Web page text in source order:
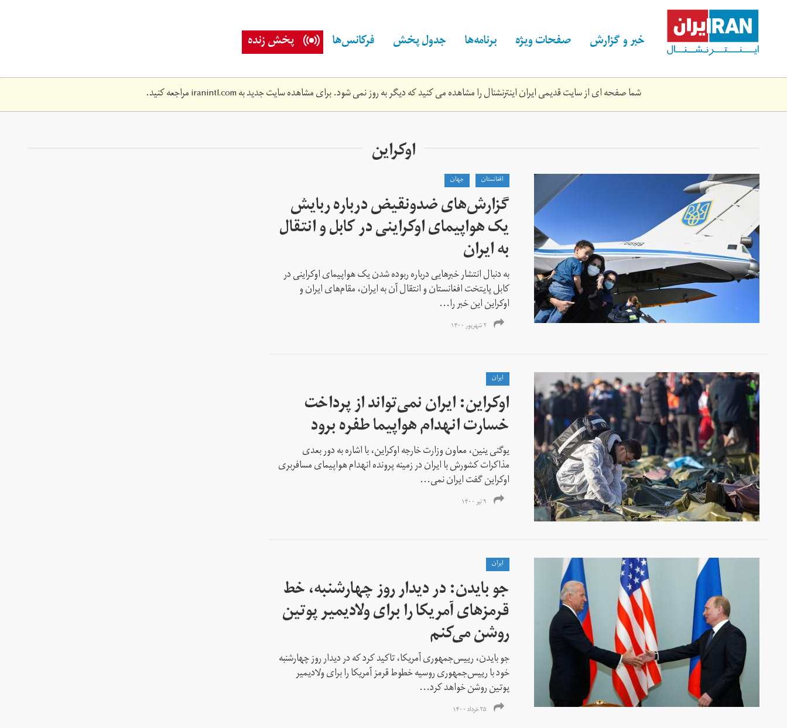
content خبر و گزارش صفحات ویژه برنامه‌ها جدول پخش فرکانس‌ها پخش زنده
شما صفحه ای از سایت قدیمی ایران اینترنشنال را مشاهده می کنید که دیگر به روز نمی شود. برای مشاهده سایت جدید بهiranintl.comمراجعه کنید.
اوکراین
افغانستان جهان
گزارش‌های ضدونقیض درباره ربایش
یک هواپیمای اوکراینی در کابل و انتقال
به ایران
به دنبال انتشار خبرهایی درباره ربوده شدن یک هواپیمای اوکراینی در
کابل پایتخت افغانستان و انتقال آن به ایران، مقام‌های ایران و
اوکراین این خبر را...
۲ شهریور ۱۴۰۰
ايران
اوکراین: ایران نمی‌تواند از پرداخت
خسارت انهدام هواپیما طفره برود
یوگنی ینین، معاون وزارت خارجه اوکراین،‌ با اشاره به دور بعدی
مذاکرات کشورش با ایران در زمینه پرونده انهدام هواپیمای مسافربری
اوکراین گفت ایران نمی‌...
۹ تیر ۱۴۰۰
ايران
جو بایدن: در دیدار روز چهارشنبه، خط
قرمزهای آمریکا را برای ولادیمیر پوتین
روشن می‌کنم
جو بایدن، رییس‌جمهوری آمریکا، تاکید کرد که در دیدار روز چهارشنبه
خود با رییس‌جمهوری روسیه خطوط قرمز آمریکا را برای ولادیمیر
پوتین روشن خواهد کرد...
۲۵ خرداد ۱۴۰۰